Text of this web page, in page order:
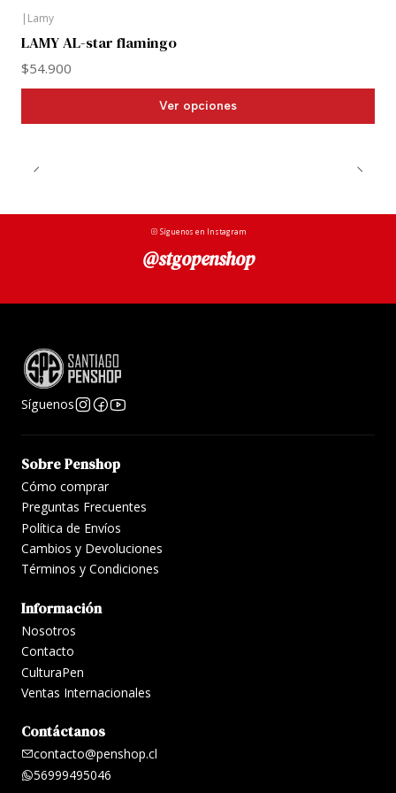
casa que corresponde al color (en vez de la clásica
cruz de las ediciones reguralres).
Viene equipada con plumín negro... me fascina!
| Lamy
LAMY AL-star flamingo
$54.900
Ver opciones
Síguenos en Instagram
@stgopenshop
Síguenos
Sobre Penshop
Cómo comprar
Preguntas Frecuentes
Política de Envíos
Cambios y Devoluciones
Términos y Condiciones
Información
Nosotros
Contacto
CulturaPen
Ventas Internacionales
Contáctanos
contacto@penshop.cl
56999495046